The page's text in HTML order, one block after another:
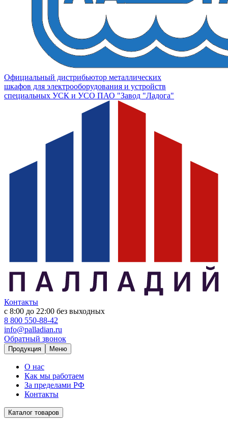
Официальный дистрибьютор металлических
шкафов для электрооборудования и устройств
специальных УСК и УСО ПАО "Завод "Ладога"
Контакты
с 8:00 до 22:00 без выходных
8 800 550-88-42
info@palladian.ru
Обратный звонок
Продукция Меню
О нас
Как мы работаем
За пределами РФ
Контакты
Каталог товаров